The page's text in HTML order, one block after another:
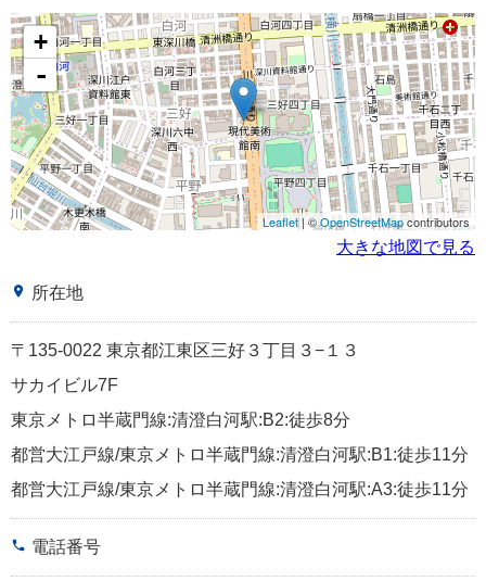
+
-
Leaflet| ©OpenStreetMapcontributors
大きな地図で見る
place 所在地
〒135-0022 東京都江東区三好３丁目３−１３
サカイビル7F
東京メトロ半蔵門線:清澄白河駅:B2:徒歩8分
都営大江戸線/東京メトロ半蔵門線:清澄白河駅:B1:徒歩11分
都営大江戸線/東京メトロ半蔵門線:清澄白河駅:A3:徒歩11分
phone 電話番号